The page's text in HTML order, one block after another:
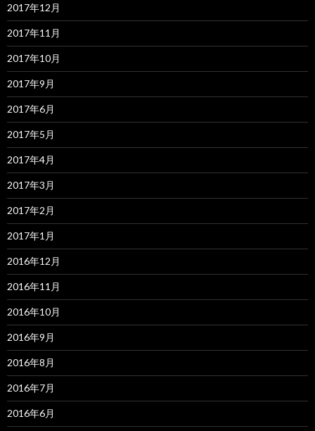
2017年12月
2017年11月
2017年10月
2017年9月
2017年6月
2017年5月
2017年4月
2017年3月
2017年2月
2017年1月
2016年12月
2016年11月
2016年10月
2016年9月
2016年8月
2016年7月
2016年6月